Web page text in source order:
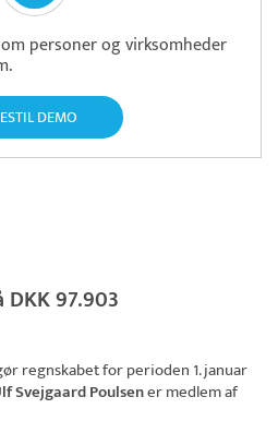
personer og virksomheder
DEMO
97.903
regnskabet for perioden 1. januar
Svejgaard Poulsener medlem af